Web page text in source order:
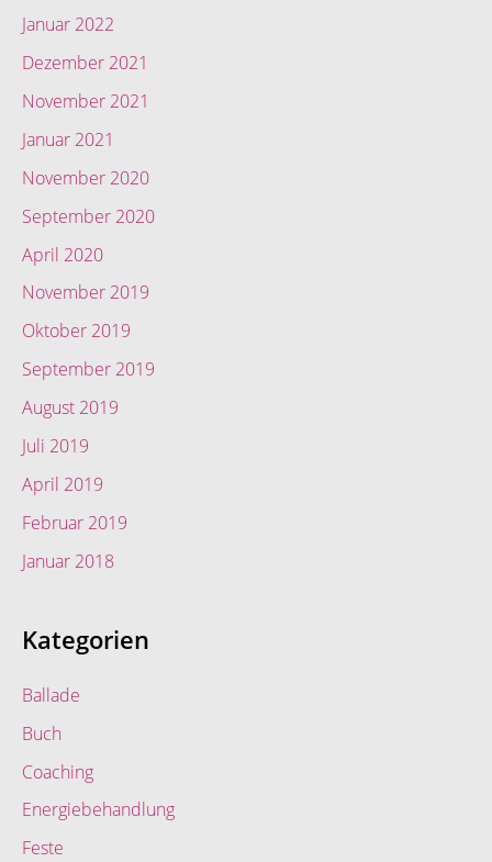
Januar 2022
Dezember 2021
November 2021
Januar 2021
November 2020
September 2020
April 2020
November 2019
Oktober 2019
September 2019
August 2019
Juli 2019
April 2019
Februar 2019
Januar 2018
Kategorien
Ballade
Buch
Coaching
Energiebehandlung
Feste